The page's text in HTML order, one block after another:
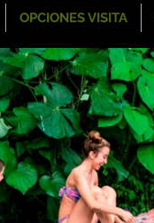
OPCIONES VISITA